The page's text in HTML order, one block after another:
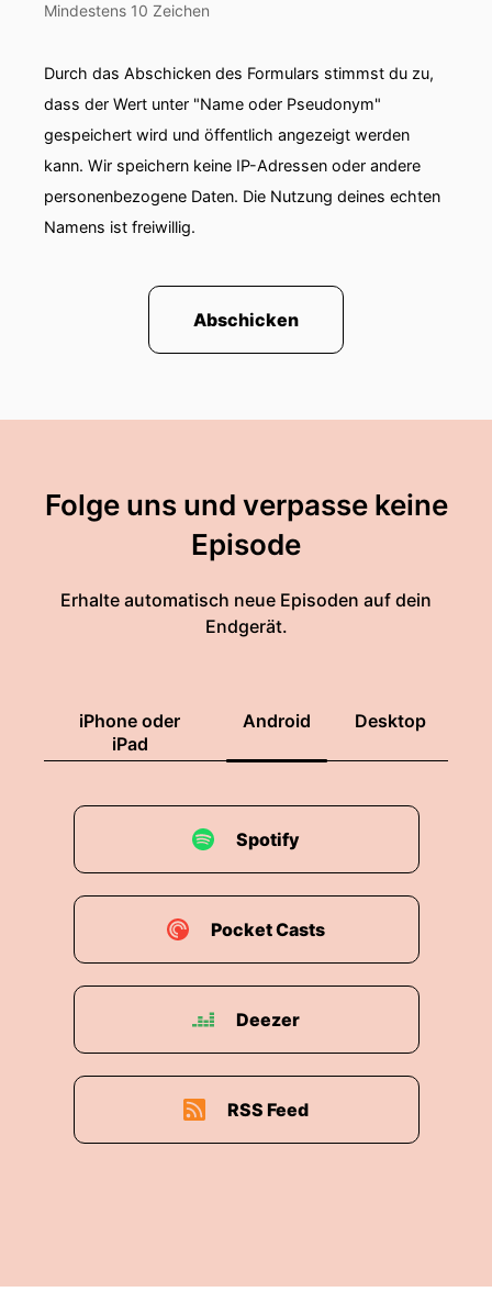
Mindestens 10 Zeichen
Durch das Abschicken des Formulars stimmst du zu,
dass der Wert unter "Name oder Pseudonym"
gespeichert wird und öffentlich angezeigt werden
kann. Wir speichern keine IP-Adressen oder andere
personenbezogene Daten. Die Nutzung deines echten
Namens ist freiwillig.
Abschicken
Folge uns und verpasse keine
Episode
Erhalte automatisch neue Episoden auf dein
Endgerät.
iPhone oder
iPad
Android Desktop
Spotify
Pocket Casts
Deezer
RSS Feed